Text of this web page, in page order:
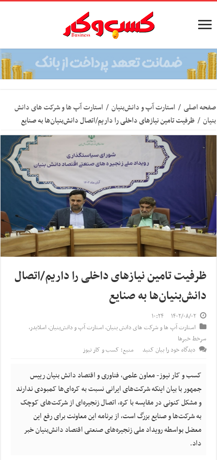
صفحه اصلی / استارت آپ‌ و دانش‌بنیان‌ / استارت آپ ها و شرکت های دانش
بنیان / ظرفیت تامین نیازهای داخلی را داریم/اتصال دانش‌بنیان‌ها به صنایع
ظرفیت تامین نیازهای داخلی را داریم/اتصال
دانش‌بنیان‌ها به صنایع
۱۴۰۲/۰۸/۰۲
۱۰:۲۴
استارت آپ ها و شرکت های دانش بنیان,استارت آپ‌ و دانش‌بنیان‌,اسلایدر,
سرخط خبرها
دیدگاه خود را بیان کنید
منبع: کسب و کار نیوز
کسب و کار نیوز- معاون علمی، فناوری و اقتصاد دانش بنیان رییس
جمهور با بیان اینکه شرکت‌های ایرانی نسبت به کره‌ای‌ها کمبودی ندارند
و مشکل کنونی در مقایسه با کره، اتصال زنجیره‌ای از شرکت‌های کوچک
به شرکت‌ها و صنایع بزرگ است، از برنامه این معاونت برای رفع این
معضل بواسطه رویداد ملی زنجیره‌های صنعتی اقتصاد دانش‌بنیان خبر
داد.